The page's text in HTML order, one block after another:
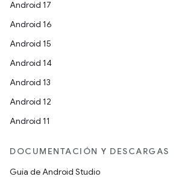
Android 17
Android 16
Android 15
Android 14
Android 13
Android 12
Android 11
DOCUMENTACIÓN Y DESCARGAS
Guía de Android Studio